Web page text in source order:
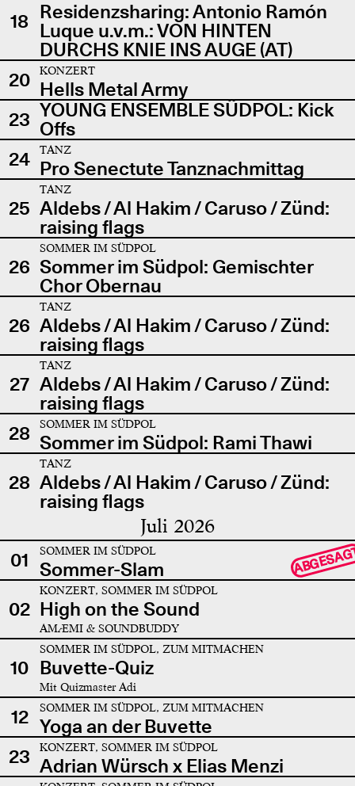
18 Residenzsharing: Antonio Ramón
Luque u.v.m.: VON HINTEN
DURCHS KNIE INS AUGE (AT)
20
KONZERT
Hells Metal Army
23 YOUNG ENSEMBLE SÜDPOL: Kick
Offs
24
TANZ
Pro Senectute Tanznachmittag
25
TANZ
Aldebs / Al Hakim / Caruso / Zünd:
raising flags
26
SOMMER IM SÜDPOL
Sommer im Südpol: Gemischter
Chor Obernau
26
TANZ
Aldebs / Al Hakim / Caruso / Zünd:
raising flags
27
TANZ
Aldebs / Al Hakim / Caruso / Zünd:
raising flags
28
SOMMER IM SÜDPOL
Sommer im Südpol: Rami Thawi
28
TANZ
Aldebs / Al Hakim / Caruso / Zünd:
raising flags
Juli 2026
01 SOMMER IM SÜDPOL
Sommer-Slam
02
KONZERT, SOMMER IM SÜDPOL
High on the Sound
AMÆMI & SOUNDBUDDY
10
SOMMER IM SÜDPOL, ZUM MITMACHEN
Buvette-Quiz
Mit Quizmaster Adi
12 SOMMER IM SÜDPOL, ZUM MITMACHEN
Yoga an der Buvette
23
KONZERT, SOMMER IM SÜDPOL
Adrian Würsch x Elias Menzi